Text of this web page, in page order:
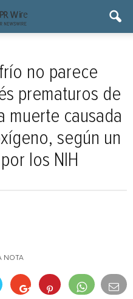
no parece
prematuros de
muerte causada
según un
los NIH
NOTA